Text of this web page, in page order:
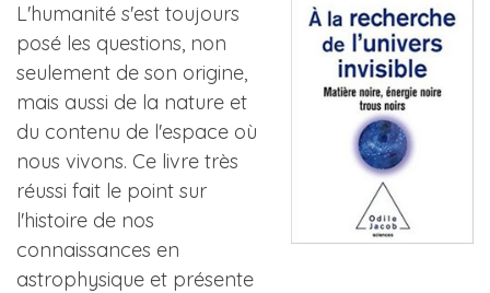
L'humanité s'est toujours
posé les questions, non
seulement de son origine,
mais aussi de la nature et
du contenu de l'espace où
nous vivons. Ce livre très
réussi fait le point sur
l'histoire de nos
connaissances en
astrophysique et présente